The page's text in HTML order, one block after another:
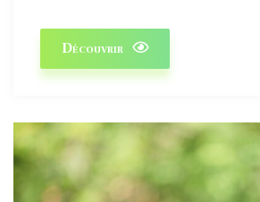
Découvrir